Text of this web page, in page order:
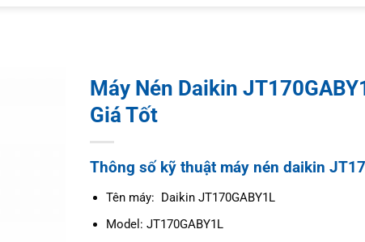
Máy Nén Daikin
Giá Tốt
Thông số kỹ thuật máy nén daikin
Tên máy: Daikin JT170GABY1L
Model: JT170GABY1L